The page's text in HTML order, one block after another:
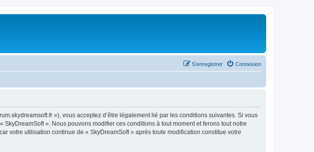
Connexion
S’enregistrer
»), vous acceptez d’être légalement lié par les conditions suivantes. Si vous
». Nous pouvons modifier ces conditions à tout moment et ferons tout notre
votre utilisation continue de « SkyDreamSoft » après toute modification constitue votre